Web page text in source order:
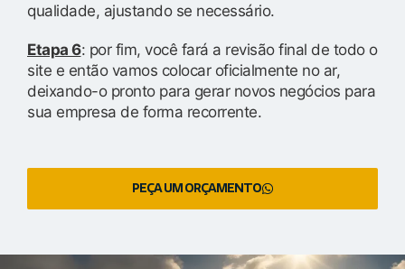
qualidade, ajustando se necessário.
Etapa 6: por fim, você fará a revisão final de todo o
site e então vamos colocar oficialmente no ar,
deixando-o pronto para gerar novos negócios para
sua empresa de forma recorrente.
PEÇA UM ORÇAMENTO